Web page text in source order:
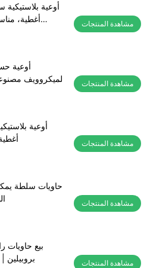
أوعية
أغطية،
مشاهدة المنتجات
أوعية
الميكروويف
مشاهدة المنتجات
أوعية
مشاهدة المنتجات
حاويات سلطة
مشاهدة المنتجات
بيع حاويات
مشاهدة المنتجات